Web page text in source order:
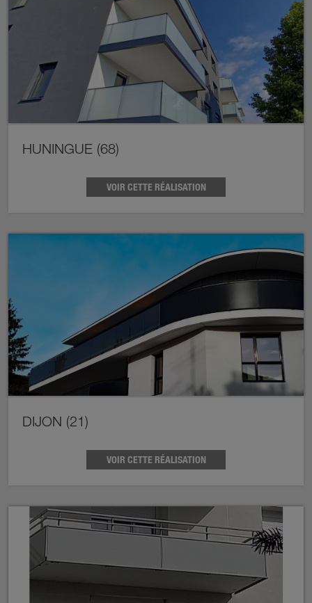
HUNINGUE (68)
VOIR CETTE RÉALISATION
DIJON (21)
VOIR CETTE RÉALISATION